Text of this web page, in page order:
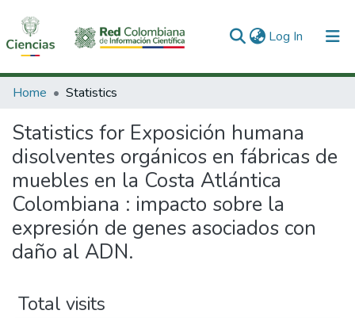
Log In (current)
Communities & Collections
All of DSpace
Home Statistics
Statistics for Exposición humana
disolventes orgánicos en fábricas de
muebles en la Costa Atlántica
Colombiana : impacto sobre la
expresión de genes asociados con
daño al ADN.
Total visits